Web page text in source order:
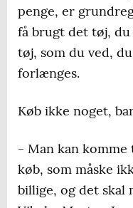
penge, er
få brugt det tøj,
tøj, som du ved,
forlænges.
Køb ikke noget,
- Man kan komme
køb, som måske
billige, og det skal